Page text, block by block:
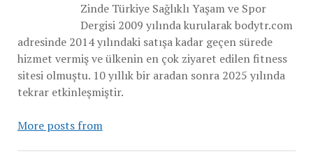
Zinde Türkiye Sağlıklı Yaşam ve Spor
Dergisi 2009 yılında kurularak bodytr.com
adresinde 2014 yılındaki satışa kadar geçen sürede
hizmet vermiş ve ülkenin en çok ziyaret edilen fitness
sitesi olmuştu. 10 yıllık bir aradan sonra 2025 yılında
tekrar etkinleşmiştir.
More posts from